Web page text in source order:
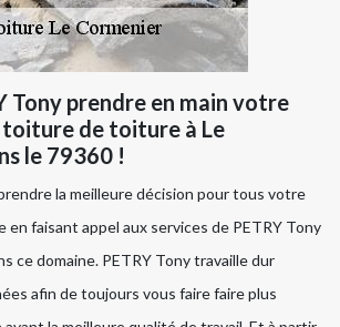
Tony prendre en main votre
de toiture à Le
le 79360 !
la meilleure décision pour tous votre
faisant appel aux services de PETRY Tony
ce domaine. PETRY Tony travaille dur
afin de toujours vous faire faire plus